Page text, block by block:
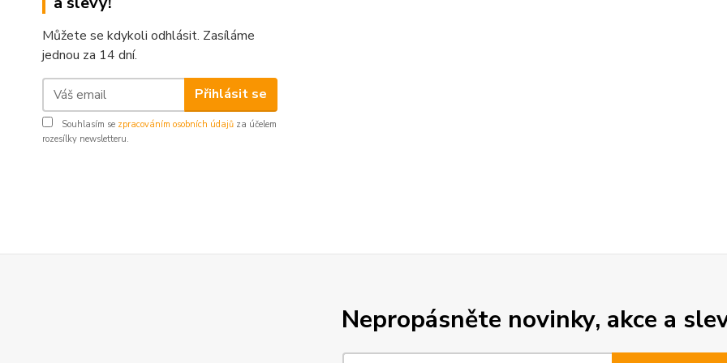
Můžete se kdykoli odhlásit. Zasíláme
jednou za 14 dní.
Přihlásit se
Souhlasím se zpracováním osobních údajů za účelem
rozesílky newsletteru.
Nepropásněte novinky, akce a